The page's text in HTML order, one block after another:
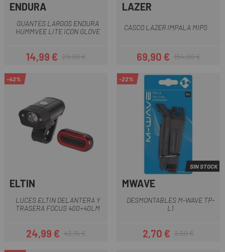
ENDURA
GUANTES LARGOS ENDURA
HUMMVEE LITE ICON GLOVE
Precio
14,99 €Precio regular
29,99 €
LAZER
CASCO LAZER IMPALA MIPS
Precio
69,90 €Precio regular
154,99 €
-42%
ELTIN
LUCES ELTIN DELANTERA Y
TRASERA FOCUS 400+40LM
Precio
24,99 €Precio regular
43,15 €
-22%
SIN STOCK
MWAVE
DESMONTABLES M-WAVE TP-
L1
Precio
2,70 €Precio regular
3,50 €